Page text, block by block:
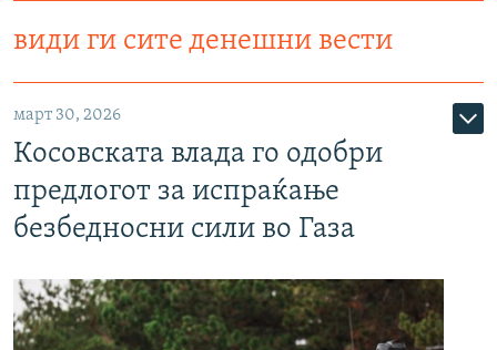
види ги сите денешни вести
март 30, 2026
Косовската влада го одобри
предлогот за испраќање
безбедносни сили во Газа